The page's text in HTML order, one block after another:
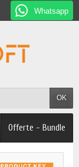
Whatsapp
OK
Offerte - Bundle